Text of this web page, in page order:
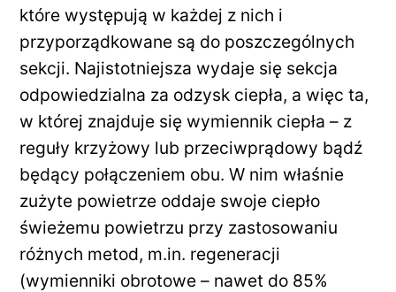
które występują w każdej z nich i
przyporządkowane są do poszczególnych
sekcji. Najistotniejsza wydaje się sekcja
odpowiedzialna za odzysk ciepła, a więc ta,
w której znajduje się wymiennik ciepła – z
reguły krzyżowy lub przeciwprądowy bądź
będący połączeniem obu. W nim właśnie
zużyte powietrze oddaje swoje ciepło
świeżemu powietrzu przy zastosowaniu
różnych metod, m.in. regeneracji
(wymienniki obrotowe – nawet do 85%